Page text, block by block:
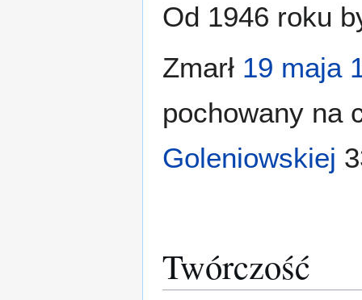
Od 1946 roku
Zmarł 19 maja
pochowany na
Goleniowskiej
Twórczość